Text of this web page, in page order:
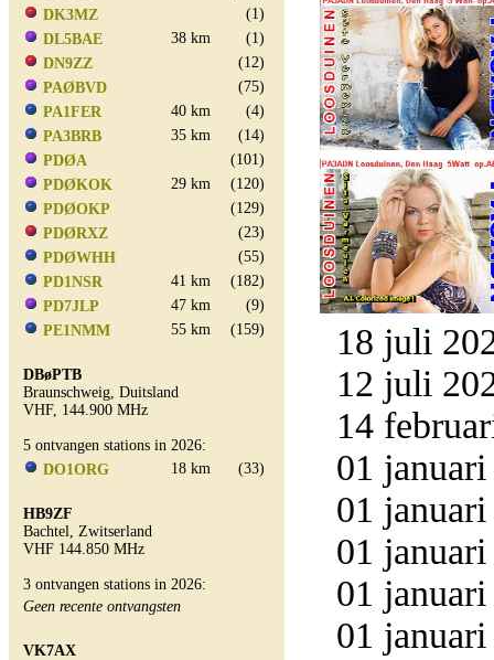
DK3MZ
(1)
DL5BAE
38 km
(1)
DN9ZZ
(12)
PAØBVD
(75)
PA1FER
40 km
(4)
PA3BRB
35 km
(14)
PDØA
(101)
PDØKOK
29 km
(120)
PDØOKP
(129)
PDØRXZ
(23)
PDØWHH
(55)
PD1NSR
41 km
(182)
PD7JLP
47 km
(9)
PE1NMM
55 km (159)
DBøPTB
Braunschweig, Duitsland
VHF, 144.900 MHz
5 ontvangen stations in 2026:
DO1ORG
18 km (33)
HB9ZF
Bachtel, Zwitserland
VHF 144.850 MHz
3 ontvangen stations in 2026:
Geen recente ontvangsten
VK7AX
18 juli
12 juli
14
01
01
01
01
01